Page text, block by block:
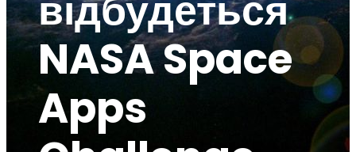
NASA Space
Apps